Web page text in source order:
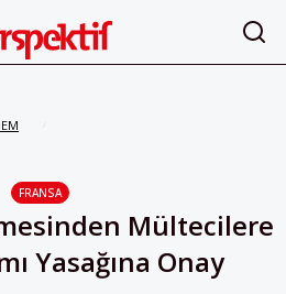
FRANSA
Mültecilere
Yasağına Onay